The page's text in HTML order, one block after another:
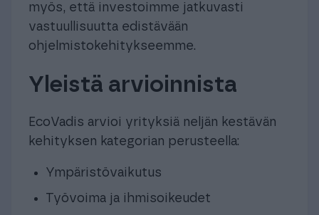
myös, että investoimme jatkuvasti
vastuullisuutta edistävään
ohjelmistokehitykseemme.
Yleistä arvioinnista
EcoVadis arvioi yrityksiä neljän kestävän
kehityksen kategorian perusteella:
Ympäristövaikutus
Työvoima ja ihmisoikeudet